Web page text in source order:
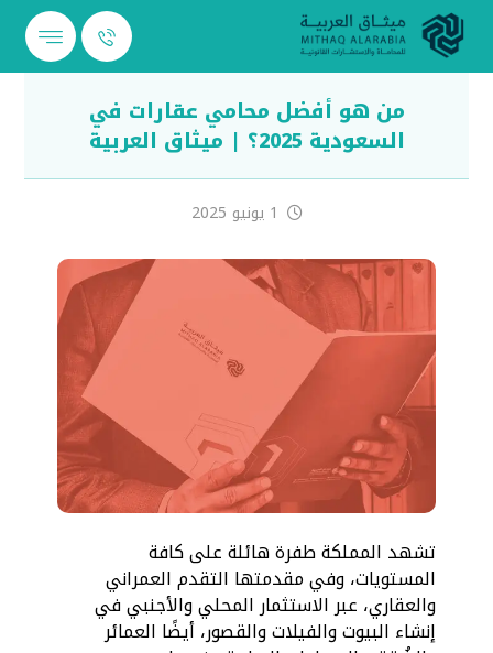
من هو أفضل محامي عقارات في
السعودية 2025؟ | ميثاق العربية
1 يونيو 2025
تشهد المملكة طفرة هائلة على كافة
المستويات، وفي مقدمتها التقدم العمراني
والعقاري، عبر الاستثمار المحلي والأجنبي في
إنشاء البيوت والفيلات والقصور، أيضًا العمائر